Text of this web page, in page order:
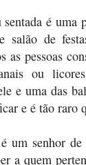
é uma
salão de
as pessoas
ou
e uma das
e é tão raro
um senhor
a quem